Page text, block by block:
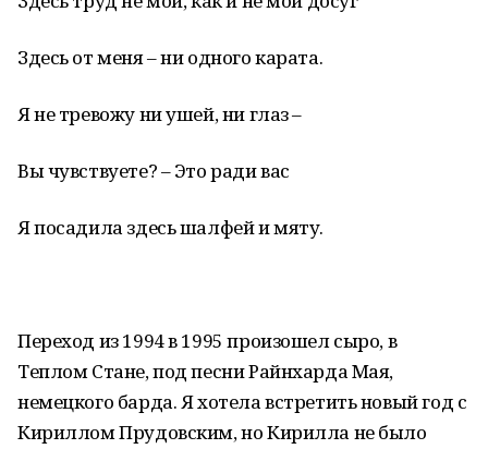
Здесь от меня – ни одного карата.
Я не тревожу ни ушей, ни глаз –
Вы чувствуете? – Это ради вас
Я посадила здесь шалфей и мяту.
Переход из 1994 в 1995 произошел сыро, в
Теплом Стане, под песни Райнхарда Мая,
немецкого барда. Я хотела встретить новый год с
Кириллом Прудовским, но Кирилла не было